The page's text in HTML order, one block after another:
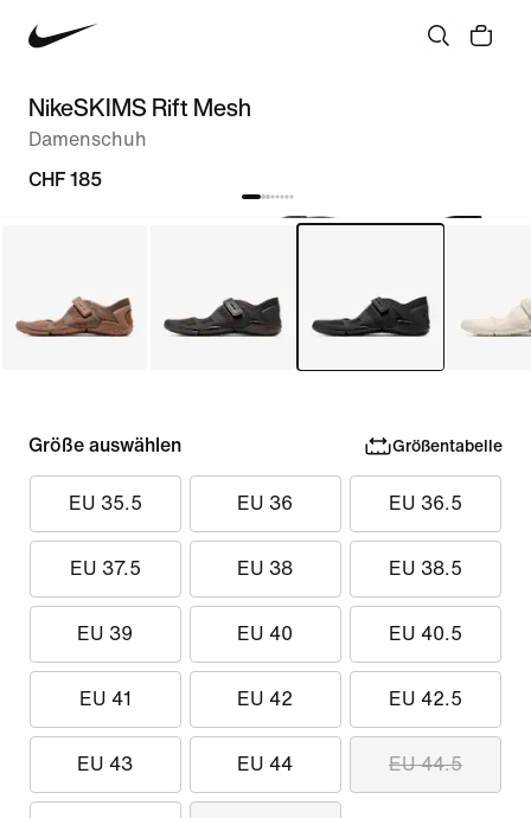
NikeSKIMS Rift Mesh
Damenschuh
CHF 185
Größe auswählen Größentabelle
EU 35.5 EU 36 EU 36.5
EU 37.5 EU 38 EU 38.5
EU 39 EU 40 EU 40.5
EU 41 EU 42 EU 42.5
EU 43 EU 44 EU 44.5